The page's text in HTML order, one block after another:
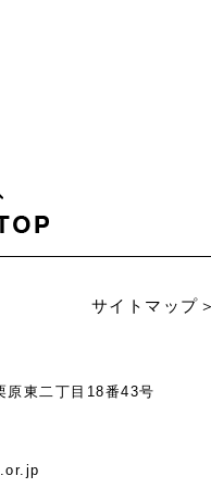
サイトマップ
東二丁目18番43号
techno.or.jp